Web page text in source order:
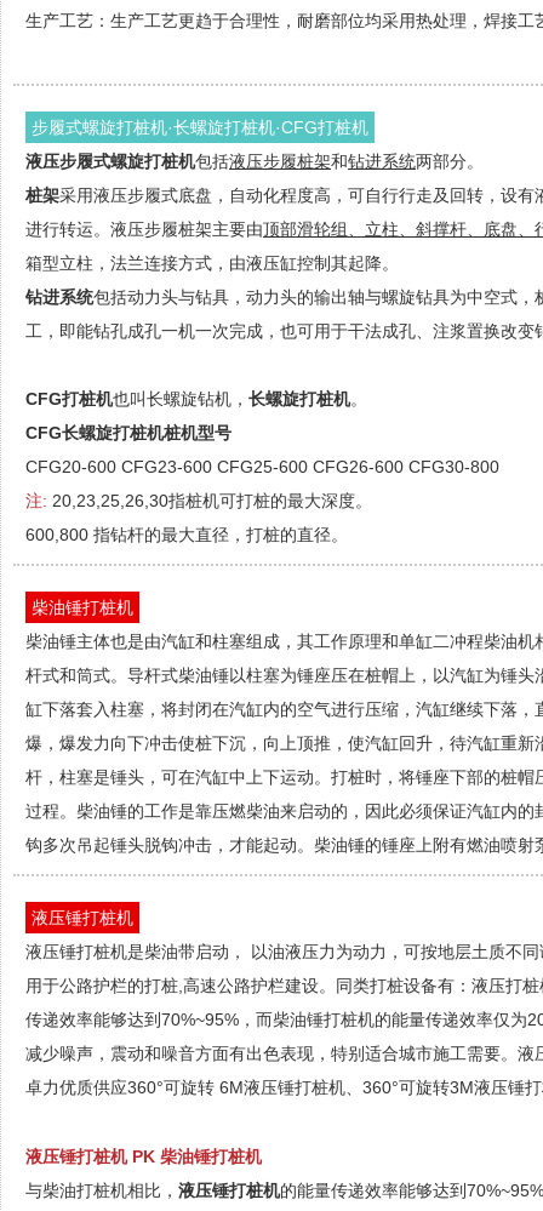
生产工艺：生产工艺更趋于合理性，耐磨部位均采用热处理，焊接
步履式螺旋打桩机·长螺旋打桩机·CFG打桩机
液压步履式螺旋打桩机包括液压步履桩架和钻进系统两部分。
桩架采用液压步履式底盘，自动化程度高，可自行行走及回转，设
进行转运。液压步履桩架主要由顶部滑轮组、立柱、斜撑杆、底盘
箱型立柱，法兰连接方式，由液压缸控制其起降。
钻进系统包括动力头与钻具，动力头的输出轴与螺旋钻具为中空式
工，即能钻孔成孔一机一次完成，也可用于干法成孔、注浆置换改
CFG打桩机也叫长螺旋钻机， 长螺旋打桩机。
CFG长螺旋打桩机桩机型号
CFG20-600 CFG23-600 CFG25-600 CFG26-600 CFG30-800
注: 20,23,25,26,30指桩机可打桩的最大深度。
600,800 指钻杆的最大直径，打桩的直径。
柴油锤打桩机
柴油锤主体也是由汽缸和柱塞组成，其工作原理和单缸二冲程柴油
杆式和筒式。导杆式柴油锤以柱塞为锤座压在桩帽上，以汽缸为锤
缸下落套入柱塞，将封闭在汽缸内的空气进行压缩，汽缸继续下落
爆，爆发力向下冲击使桩下沉，向上顶推，使汽缸回升，待汽缸重
杆，柱塞是锤头，可在汽缸中上下运动。打桩时，将锤座下部的桩
过程。柴油锤的工作是靠压燃柴油来启动的，因此必须保证汽缸内
钩多次吊起锤头脱钩冲击，才能起动。柴油锤的锤座上附有燃油喷
液压锤打桩机
液压锤打桩机是柴油带启动， 以油液压力为动力，可按地层土质不
用于公路护栏的打桩,高速公路护栏建设。同类打桩设备有：液压打
传递效率能够达到70%~95%，而柴油锤打桩机的能量传递效率仅为
减少噪声，震动和噪音方面有出色表现，特别适合城市施工需要。
卓力优质供应360°可旋转 6M液压锤打桩机、360°可旋转3M液压锤
液压锤打桩机 PK 柴油锤打桩机
与柴油打桩机相比， 液压锤打桩机的能量传递效率能够达到